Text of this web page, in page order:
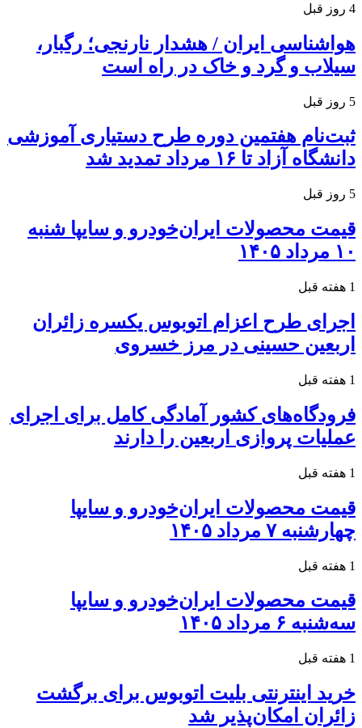
4 روز قبل
هواشناسی ایران / هشدار نارنجی؛ رگبار،
سیلاب و گرد و خاک در راه است
5 روز قبل
ثبت‌نام هفتمین دوره طرح دستیاری آموزشی
دانشگاه آزاد تا ۱۶ مرداد تمدید شد
5 روز قبل
قیمت محصولات ایران‌خودرو و سایپا شنبه
۱۰ مرداد ۱۴۰۵
1 هفته قبل
اجرای طرح اعزام اتوبوس یکسره زائران
اربعین حسینی در مرز خسروی
1 هفته قبل
فرودگاه‌های کشور آمادگی کامل برای اجرای
عملیات پروازی اربعین را دارند
1 هفته قبل
قیمت محصولات ایران‌خودرو و سایپا
چهارشنبه ۷ مرداد ۱۴۰۵
1 هفته قبل
قیمت محصولات ایران‌خودرو و سایپا
سه‌شنبه ۶ مرداد ۱۴۰۵
1 هفته قبل
خرید اینترنتی بلیت اتوبوس برای برگشت
زائران امکان‌پذیر شد